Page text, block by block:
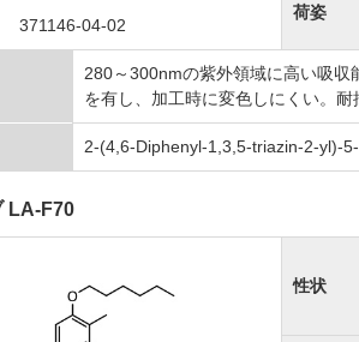
371146-04-02
荷姿
280～300nmの紫外領域に高い吸収
を有し、加工時に変色しにくい。耐
2-(4,6-Diphenyl-1,3,5-triazin-2-yl)-
LA-F70
性状